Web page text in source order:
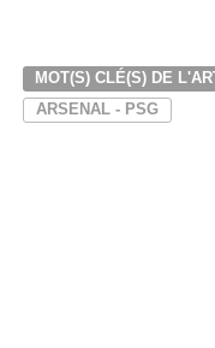
MOT(S) CLÉ(S) DE
ARSENAL - PSG